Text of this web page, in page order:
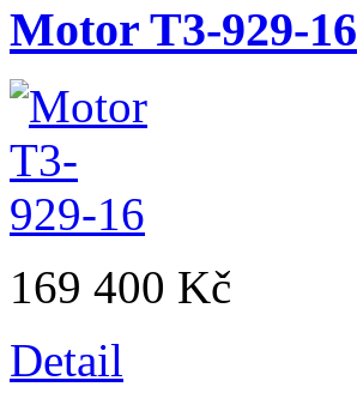
Motor T3-929-16
169 400 Kč
Detail